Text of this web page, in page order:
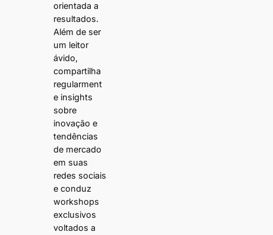
orientada a
resultados.
Além de ser
um leitor
ávido,
compartilha
regularment
e insights
sobre
inovação e
tendências
de mercado
em suas
redes sociais
e conduz
workshops
exclusivos
voltados a